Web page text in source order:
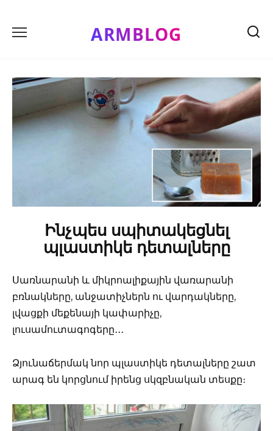
content
ARMBLOG
Ինչպես սպիտակեցնել
պլաստիկե դետալները
Սառնարանի և միկրոալիքային վառարանի
բռնակները, անջատիչներն ու վարդակները,
լվացքի մեքենայի կափարիչը,
լուսամուտագոգերը․․․
Ձյունաճերմակ նոր պլաստիկե դետալները շատ
արագ են կորցնում իրենց սկզբնական տեսքը։